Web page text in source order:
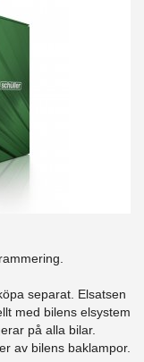
separat. Elsatsen
med bilens elsystem
på alla bilar.
av bilens baklampor.